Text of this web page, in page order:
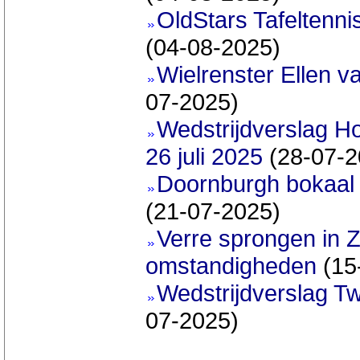
OldStars
(04-08-2025)
Wielrenster Ellen
07-2025)
Wedstrijdverslag
26 juli 2025 (28-07-
Doornburgh
(21-07-2025)
Verre sprongen in
omstandigheden
Wedstrijdverslag
07-2025)